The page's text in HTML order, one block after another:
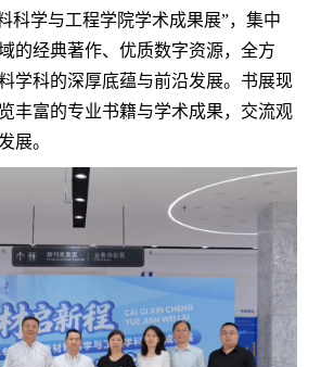
科学与工程学院学术成果展”，集中
的经典著作、优质数字资源，全方
学科的深厚底蕴与前沿发展。书展现
丰富的专业书籍与学术成果，交流观
展。